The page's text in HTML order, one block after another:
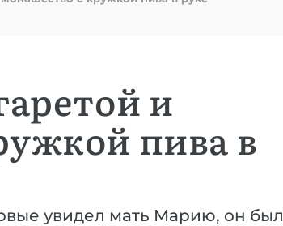
и
пива в
увидел мать Марию, он был